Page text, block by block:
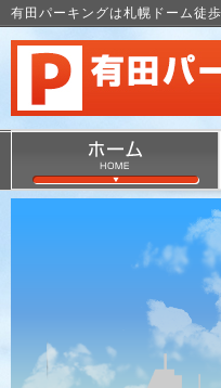
有田パーキングは札幌ドーム徒